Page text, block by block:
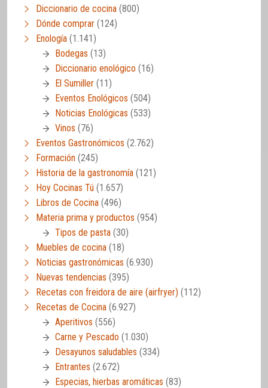
Diccionario de cocina (800)
Dónde comprar (124)
Enología (1.141)
Bodegas (13)
Diccionario enológico (16)
El Sumiller (11)
Eventos Enológicos (504)
Noticias Enológicas (533)
Vinos (76)
Eventos Gastronómicos (2.762)
Formación (245)
Historia de la gastronomía (121)
Hoy Cocinas Tú (1.657)
Libros de Cocina (496)
Materia prima y productos (954)
Tipos de pasta (30)
Muebles de cocina (18)
Noticias gastronómicas (6.930)
Nuevas tendencias (395)
Recetas con freidora de aire (airfryer) (112)
Recetas de Cocina (6.927)
Aperitivos (556)
Carne y Pescado (1.030)
Desayunos saludables (334)
Entrantes (2.672)
Especias, hierbas aromáticas (83)